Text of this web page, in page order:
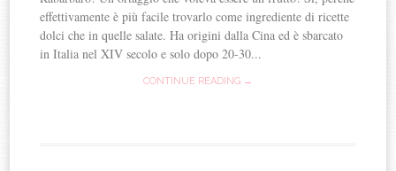
effettivamente è più facile trovarlo come ingrediente di ricette
dolci che in quelle salate. Ha origini dalla Cina ed è sbarcato
in Italia nel XIV secolo e solo dopo 20-30...
CONTINUE READING →